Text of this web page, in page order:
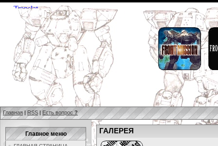
Главная | RSS | Есть вопрос ?
Главное меню ГАЛЕРЕЯ